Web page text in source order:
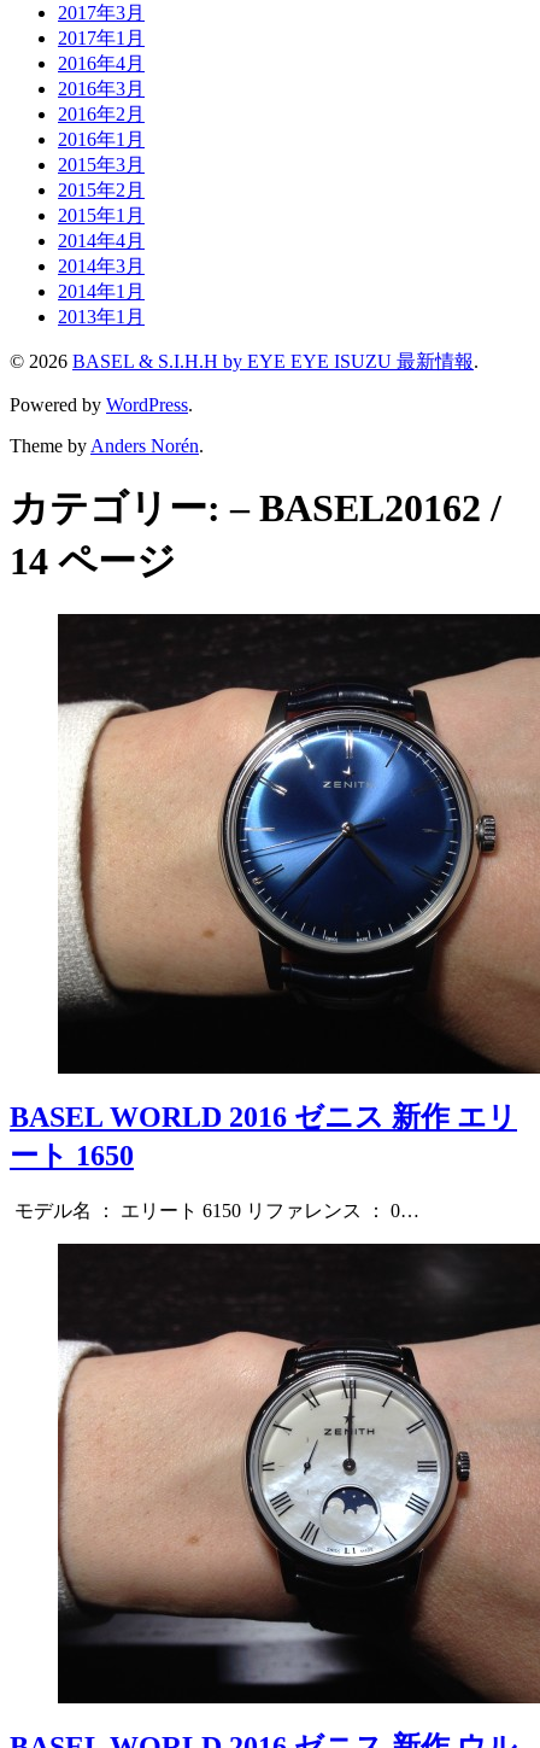
2017年3月
2017年1月
2016年4月
2016年3月
2016年2月
2016年1月
2015年3月
2015年2月
2015年1月
2014年4月
2014年3月
2014年1月
2013年1月
© 2026 BASEL & S.I.H.H by EYE EYE ISUZU 最新情報.
Powered by WordPress.
Theme by Anders Norén.
カテゴリー:– BASEL20162 /
14 ページ
BASEL WORLD 2016 ゼニス 新作 エリ
ート 1650
モデル名 ： エリート 6150 リファレンス ： 0…